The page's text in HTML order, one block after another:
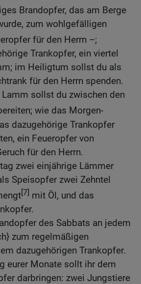
Brandopfer, das am Berge
zum wohlgefälligen
für den Herrn –;
Trankopfer, ein viertel
im Heiligtum sollst du als
für den Herrn spenden.
sollst du zwischen den
wie das Morgen-
dazugehörige Trankopfer
ein Feueropfer von
für den Herrn.
zwei einjährige Lämmer
Speisopfer zwei Zehntel
[7] mit Öl, und das
des Sabbats an jedem
zum regelmäßigen
dazugehörigen Trankopfer.
eurer Monate sollt ihr dem
darbringen: zwei Jungstiere